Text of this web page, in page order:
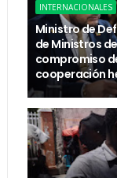
INTERNACIONALES
Ministro de
de Ministros
compromiso
cooperación